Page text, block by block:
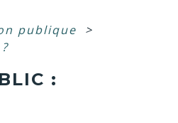
publique
>
: